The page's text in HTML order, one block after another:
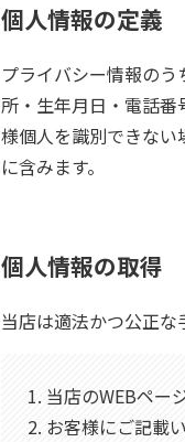
個人情報の定義
プライバシー情報の
所・生年月日・電話
様個人を識別できない
に含みます。
個人情報の取得
当店は適法かつ公正な
1. 当店のWEBペー
2. お客様にご記載